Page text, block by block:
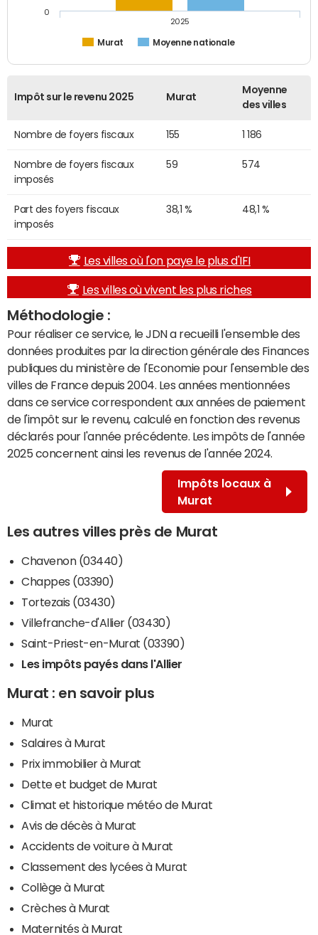
Murat Moyenne nationale
2025
0
Impôt sur le revenu 2025 Murat
Moyenne
des villes
Nombre de foyers fiscaux 155 1 186
Nombre de foyers fiscaux
imposés
59 574
Part des foyers fiscaux
imposés
38,1 % 48,1 %
Les villes où l'on paye le plus d'IFI
Les villes où vivent les plus riches
Méthodologie :
Pour réaliser ce service, le JDN a recueilli l'ensemble des
données produites par la direction générale des Finances
publiques du ministère de l'Economie pour l'ensemble des
villes de France depuis 2004. Les années mentionnées
dans ce service correspondent aux années de paiement
de l'impôt sur le revenu, calculé en fonction des revenus
déclarés pour l'année précédente. Les impôts de l'année
2025 concernent ainsi les revenus de l'année 2024.
Impôts locaux à
Murat
Les autres villes près de Murat
Chavenon (03440)
Chappes (03390)
Tortezais (03430)
Villefranche-d'Allier (03430)
Saint-Priest-en-Murat (03390)
Les impôts payés dans l'Allier
Murat : en savoir plus
Murat
Salaires à Murat
Prix immobilier à Murat
Dette et budget de Murat
Climat et historique météo de Murat
Avis de décès à Murat
Accidents de voiture à Murat
Classement des lycées à Murat
Collège à Murat
Crèches à Murat
Maternités à Murat